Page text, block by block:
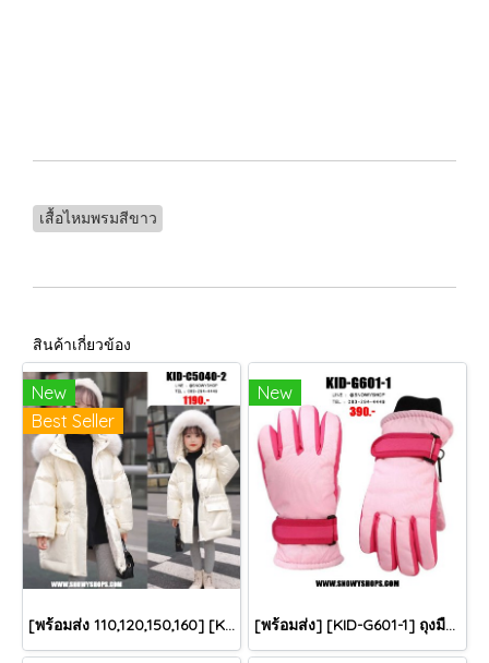
เสื้อไหมพรมสีขาว
สินค้าเกี่ยวข้อง
New
Best Seller
[พร้อมส่ง 110,120,150,160] [KID-C5040-2] เสื้อโค้ทกันหนาวเด็กขนเป็ดสีขาว แขนยาว มีกระเป๋าสองข้าง แบบซิปด้านหน้า หมวกฮู้ดติดเฟอร์ฟรุ้งฟริ้งใส่ติดลบกันหนาว เล่นหิมะได้ค่ะ
New
[พร้อมส่ง] [KID-G601-1] ถุงมือกันหนาวเด็กสีชมพูอ่อน ซับขนด้านใน ใส่กันหนาวเล่นหิมะได้ (เหมาะสำหรับเด็ก 3-5ขวบ)